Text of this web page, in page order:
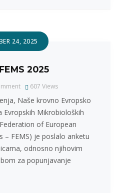
24, 2025
2025
607 Views
Naše krovno Evropsko
Evropskih Mikrobioloških
of European
– FEMS) je poslalo anketu
odnosno njihovim
za popunjavanje